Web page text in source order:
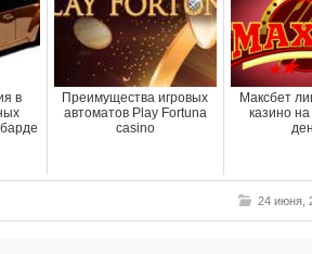
в
Преимущества игровых
автоматов Play Fortuna
casino
Максбет
казино
24 июня,